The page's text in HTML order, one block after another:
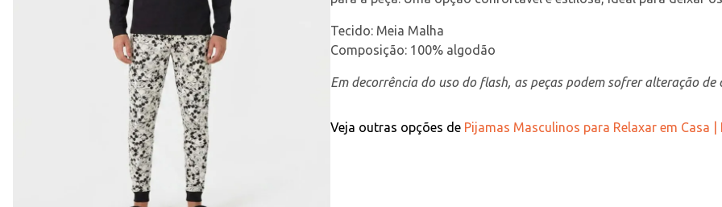
Tecido: Meia Malha
Composição: 100% algodão
Em decorrência do uso do flash, as peças podem sofrer alteração de
Veja outras opções de Pijamas Masculinos para Relaxar em Casa |